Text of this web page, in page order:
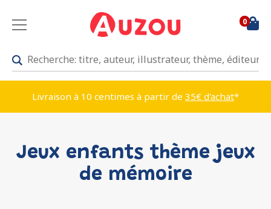
0
Livraison à 10 centimes à partir de 35€ d'achat*
Jeux enfants thème jeux
de mémoire